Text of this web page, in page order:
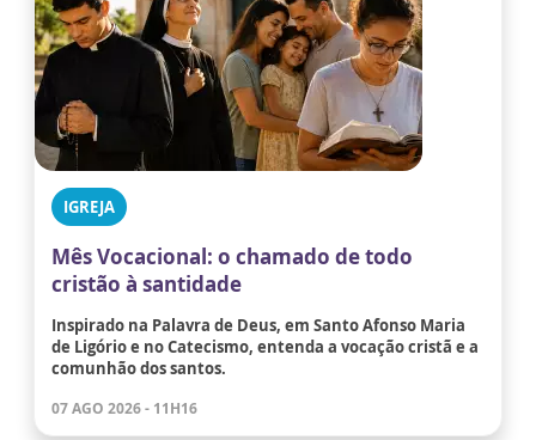
IGREJA
Mês Vocacional: o chamado de todo
cristão à santidade
Inspirado na Palavra de Deus, em Santo Afonso Maria
de Ligório e no Catecismo, entenda a vocação cristã e a
comunhão dos santos.
07 AGO 2026 - 11H16